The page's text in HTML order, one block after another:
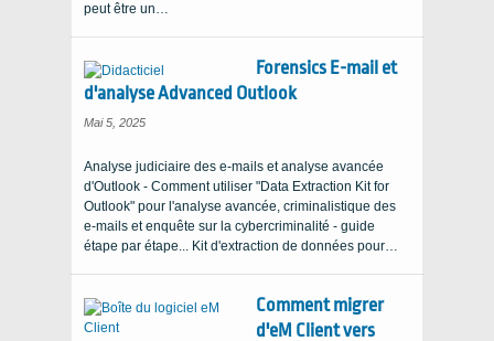
peut être un…
Forensics E-mail et
d'analyse Advanced Outlook
Mai 5, 2025
Analyse judiciaire des e-mails et analyse avancée
d'Outlook - Comment utiliser "Data Extraction Kit for
Outlook" pour l'analyse avancée, criminalistique des
e-mails et enquête sur la cybercriminalité - guide
étape par étape... Kit d'extraction de données pour…
Comment migrer
d'eM Client vers